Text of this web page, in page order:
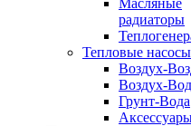
Масляные
радиаторы
Тепловые насосы
Воздух-
Воздух-
Грунт-Вода